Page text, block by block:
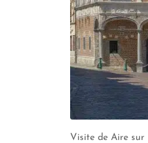
Visite de Aire sur